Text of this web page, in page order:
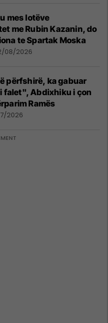
mes lotëve
me Rubin Kazanin, do
te Spartak Moska
08/2026
përfshirë, ka gabuar
falet", Abdixhiku i çon
Ramës
2026